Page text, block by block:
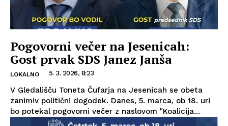
Pogovorni večer na Jesenicah:
Gost prvak SDS Janez Janša
LOKALNO 5. 3. 2026, 8:23
V Gledališču Toneta Čufarja na Jesenicah se obeta
zanimiv politični dogodek. Danes, 5. marca, ob 18. uri
bo potekal pogovorni večer z naslovom "Koalicija...